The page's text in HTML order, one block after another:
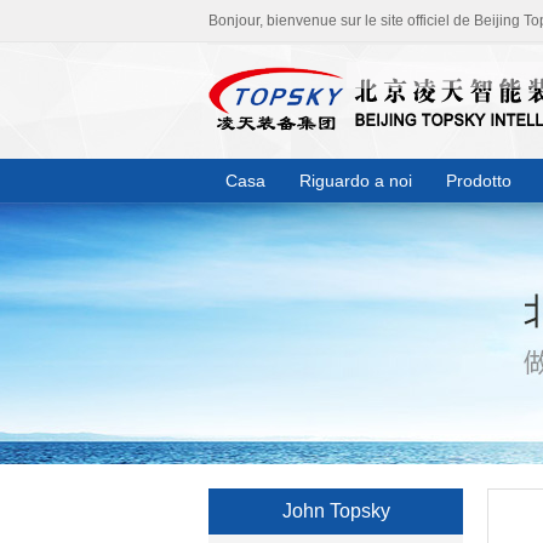
Bonjour, bienvenue sur le site officiel de Beijing
Casa Riguardo a noi Prodotto
John Topsky